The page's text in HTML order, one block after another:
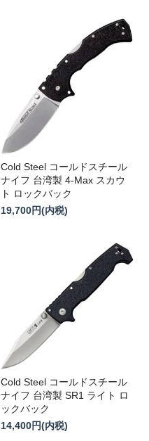
Cold Steel コールドスチール
ナイフ 台湾製 4-Max スカウ
ト ロックバック
19,700円(内税)
Cold Steel コールドスチール
ナイフ 台湾製 SR1 ライト ロ
ックバック
14,400円(内税)